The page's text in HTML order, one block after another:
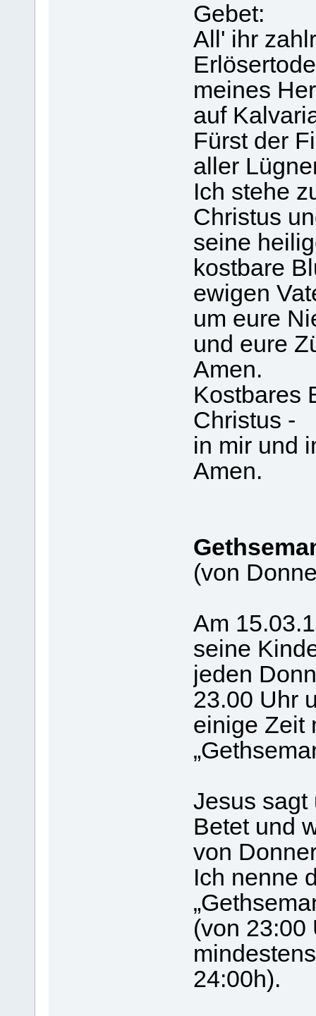
Gebet:
All' ihr
meines
auf
Fürst der
aller
Ich stehe
Christus
seine
kostbare
ewigen
um eure
und eure
Amen.
Kostbares
Christus -
in mir und
Amen.
(von
Am
seine
jeden
23.00 Uhr
einige Zeit
Jesus sagt
Betet und
von
Ich nenne
(von 23:00
24:00h).